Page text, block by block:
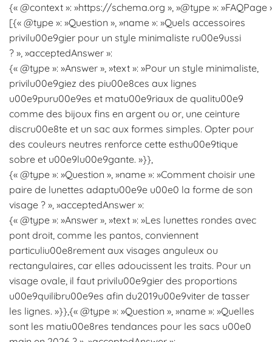
{« @context »: »https://schema.org », »@type »: »FAQPage
[{« @type »: »Question », »name »: »Quels accessoires
privilu00e9gier pour un style minimaliste ru00e9ussi
? », »acceptedAnswer »:
{« @type »: »Answer », »text »: »Pour un style minimaliste,
privilu00e9giez des piu00e8ces aux lignes
u00e9puru00e9es et matu00e9riaux de qualitu00e9
comme des bijoux fins en argent ou or, une ceinture
discru00e8te et un sac aux formes simples. Opter pour
des couleurs neutres renforce cette esthu00e9tique
sobre et u00e9lu00e9gante. »}},
{« @type »: »Question », »name »: »Comment choisir une
paire de lunettes adaptu00e9e u00e0 la forme de son
visage ? », »acceptedAnswer »:
{« @type »: »Answer », »text »: »Les lunettes rondes avec
pont droit, comme les pantos, conviennent
particuliu00e8rement aux visages anguleux ou
rectangulaires, car elles adoucissent les traits. Pour un
visage ovale, il faut privilu00e9gier des proportions
u00e9quilibru00e9es afin du2019u00e9viter de tasser
les lignes. »}},{« @type »: »Question », »name »: »Quelles
sont les matiu00e8res tendances pour les sacs u00e0